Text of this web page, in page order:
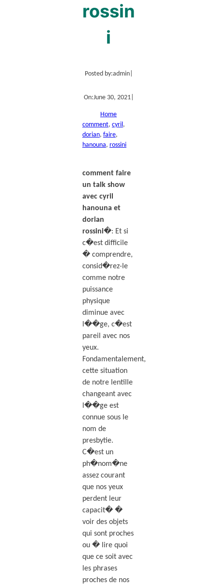
rossin
i
Posted by:admin|
On:June 30, 2021|
Home
comment, cyril
dorian, faire
hanouna, rossini
comment faire
un talk show
avec cyril
hanouna et
dorian
rossini�: Et si
c�est difficile
� comprendre,
consid�rez-le
comme notre
puissance
physique
diminue avec
l��ge, c�est
pareil avec nos
yeux.
Fondamentalement,
cette situation
de notre lentille
changeant avec
l��ge est
connue sous le
nom de
presbytie.
C�est un
ph�nom�ne
assez courant
que nos yeux
perdent leur
capacit� �
voir des objets
qui sont proches
ou � lire quoi
que ce soit avec
les phrases
proches de nos